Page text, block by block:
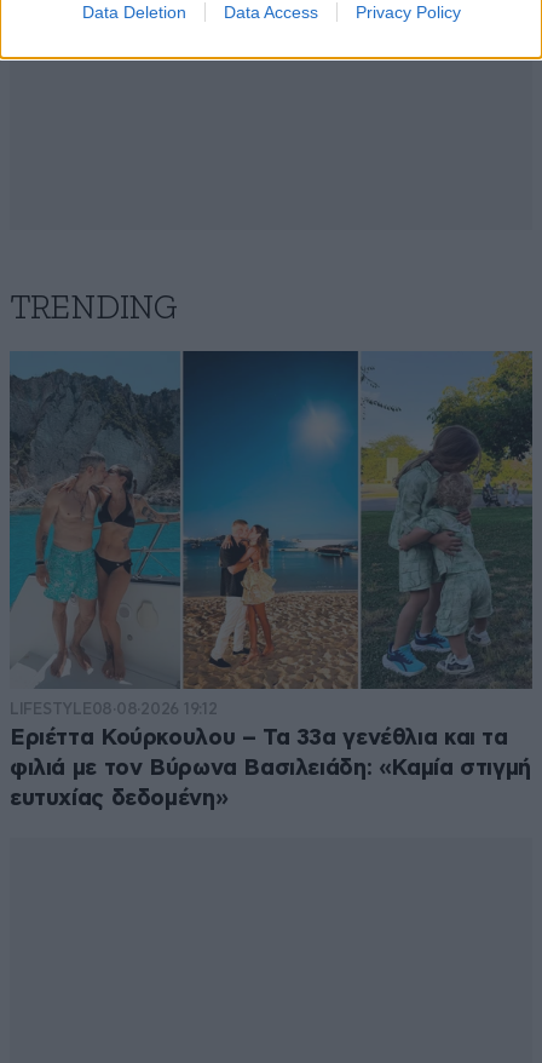
Data Deletion Data Access Privacy Policy
TRENDING
LIFESTYLE08·08·2026 19:12
Εριέττα Κούρκουλου – Τα 33α γενέθλια και τα
φιλιά με τον Βύρωνα Βασιλειάδη: «Καμία στιγμή
ευτυχίας δεδομένη»